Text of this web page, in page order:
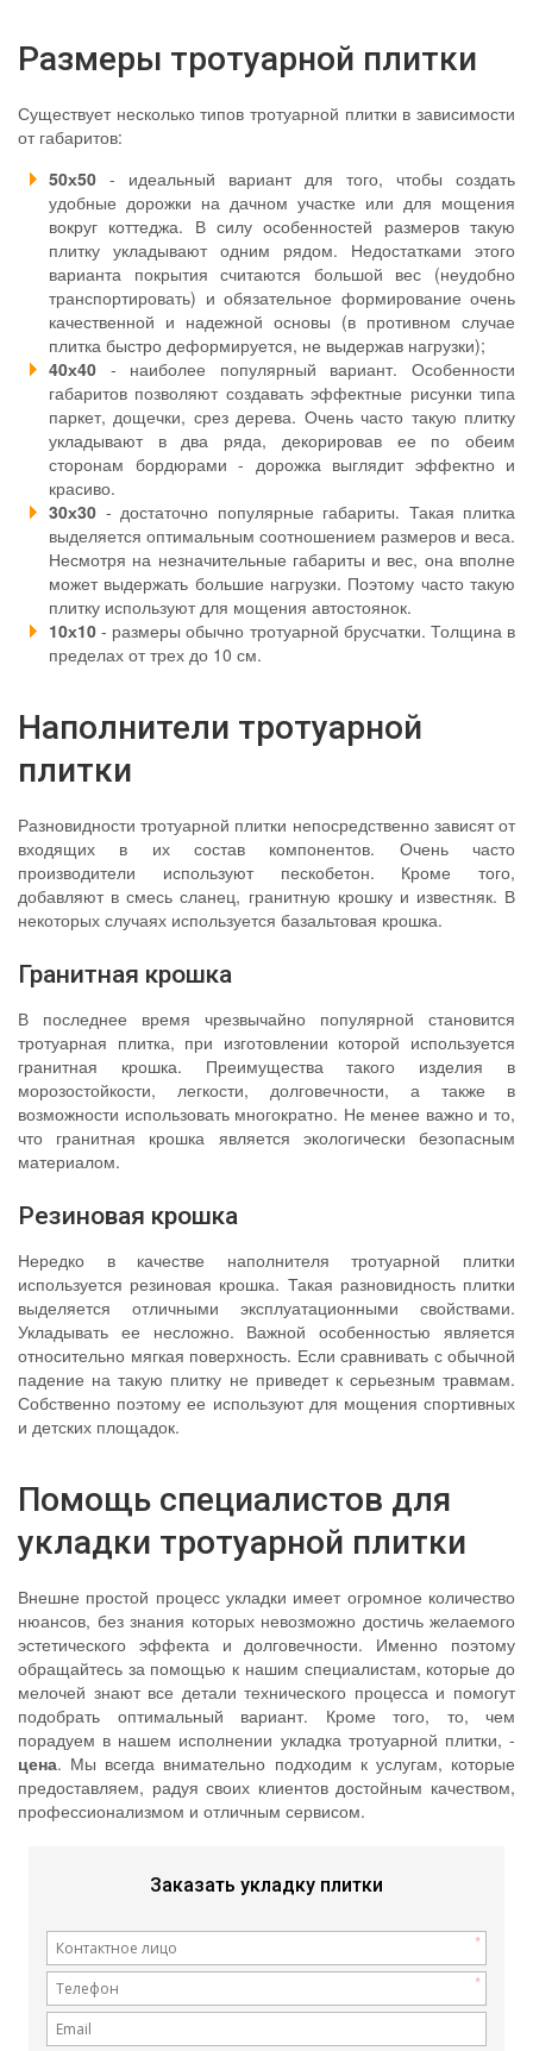
Размеры тротуарной плитки
Существует несколько типов тротуарной плитки в зависимости
от габаритов:
50х50 - идеальный вариант для того, чтобы создать
удобные дорожки на дачном участке или для мощения
вокруг коттеджа. В силу особенностей размеров такую
плитку укладывают одним рядом. Недостатками этого
варианта покрытия считаются большой вес (неудобно
транспортировать) и обязательное формирование очень
качественной и надежной основы (в противном случае
плитка быстро деформируется, не выдержав нагрузки);
40х40 - наиболее популярный вариант. Особенности
габаритов позволяют создавать эффектные рисунки типа
паркет, дощечки, срез дерева. Очень часто такую плитку
укладывают в два ряда, декорировав ее по обеим
сторонам бордюрами - дорожка выглядит эффектно и
красиво.
30х30 - достаточно популярные габариты. Такая плитка
выделяется оптимальным соотношением размеров и веса.
Несмотря на незначительные габариты и вес, она вполне
может выдержать большие нагрузки. Поэтому часто такую
плитку используют для мощения автостоянок.
10х10 - размеры обычно тротуарной брусчатки. Толщина в
пределах от трех до 10 см.
Наполнители тротуарной
плитки
Разновидности тротуарной плитки непосредственно зависят от
входящих в их состав компонентов. Очень часто
производители используют пескобетон. Кроме того,
добавляют в смесь сланец, гранитную крошку и известняк. В
некоторых случаях используется базальтовая крошка.
Гранитная крошка
В последнее время чрезвычайно популярной становится
тротуарная плитка, при изготовлении которой используется
гранитная крошка. Преимущества такого изделия в
морозостойкости, легкости, долговечности, а также в
возможности использовать многократно. Не менее важно и то,
что гранитная крошка является экологически безопасным
материалом.
Резиновая крошка
Нередко в качестве наполнителя тротуарной плитки
используется резиновая крошка. Такая разновидность плитки
выделяется отличными эксплуатационными свойствами.
Укладывать ее несложно. Важной особенностью является
относительно мягкая поверхность. Если сравнивать с обычной
падение на такую плитку не приведет к серьезным травмам.
Собственно поэтому ее используют для мощения спортивных
и детских площадок.
Помощь специалистов для
укладки тротуарной плитки
Внешне простой процесс укладки имеет огромное количество
нюансов, без знания которых невозможно достичь желаемого
эстетического эффекта и долговечности. Именно поэтому
обращайтесь за помощью к нашим специалистам, которые до
мелочей знают все детали технического процесса и помогут
подобрать оптимальный вариант. Кроме того, то, чем
порадуем в нашем исполнении укладка тротуарной плитки, -
цена. Мы всегда внимательно подходим к услугам, которые
предоставляем, радуя своих клиентов достойным качеством,
профессионализмом и отличным сервисом.
Заказать укладку плитки